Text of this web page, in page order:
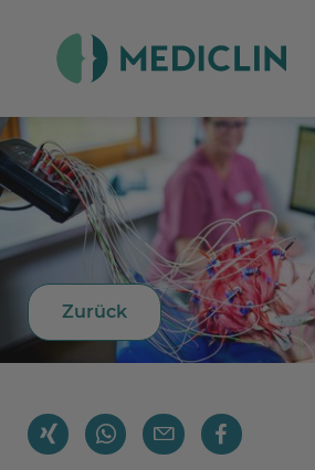
Zurück